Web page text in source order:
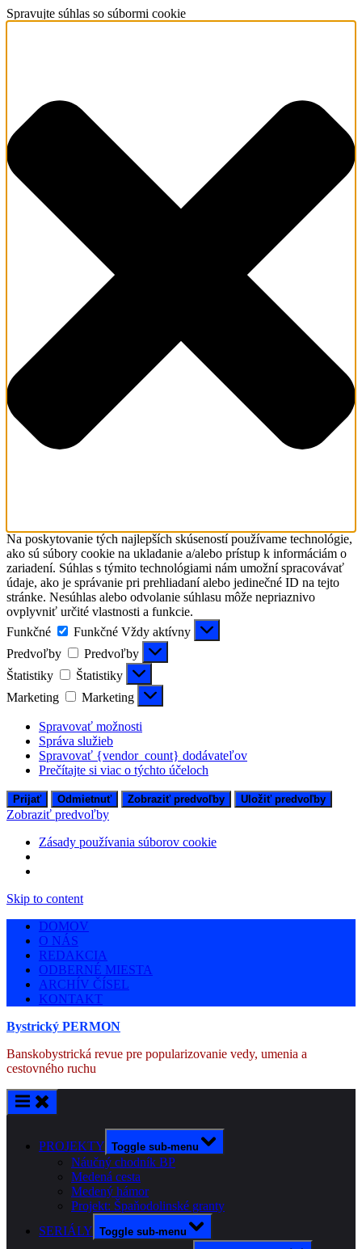
Spravujte súhlas so súbormi cookie
Na poskytovanie tých najlepších skúseností používame technológie,
ako sú súbory cookie na ukladanie a/alebo prístup k informáciám o
zariadení. Súhlas s týmito technológiami nám umožní spracovávať
údaje, ako je správanie pri prehliadaní alebo jedinečné ID na tejto
stránke. Nesúhlas alebo odvolanie súhlasu môže nepriaznivo
ovplyvniť určité vlastnosti a funkcie.
Funkčné
Funkčné Vždy aktívny
Predvoľby
Predvoľby
Štatistiky
Štatistiky
Marketing
Marketing
Spravovať možnosti
Správa služieb
Spravovať {vendor_count} dodávateľov
Prečítajte si viac o týchto účeloch
Prijať Odmietnuť Zobraziť predvoľby Uložiť predvoľby
Zobraziť predvoľby
Zásady používania súborov cookie
Skip to content
DOMOV
O NÁS
REDAKCIA
ODBERNÉ MIESTA
ARCHÍV ČÍSEL
KONTAKT
Bystrický PERMON
Banskobystrická revue pre popularizovanie vedy, umenia a
cestovného ruchu
PROJEKTY Toggle sub-menu
Náučný chodník BP
Medená cesta
Medený hámor
Projekt: Špaňodolinské granty
SERIÁLY Toggle sub-menu